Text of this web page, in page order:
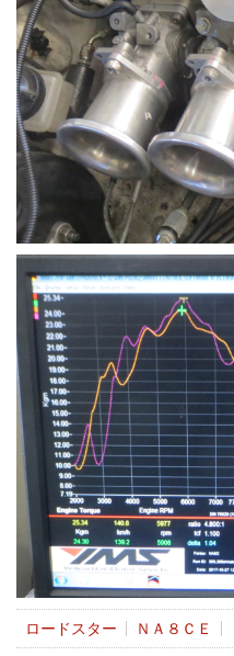
ロードスター ＮＡ８ＣＥ